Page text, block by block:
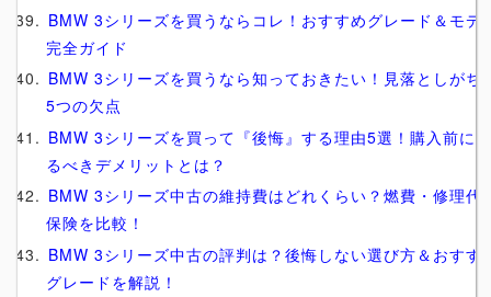
BMW 3シリーズを買うならコレ！おすすめグレード＆モデ
完全ガイド
BMW 3シリーズを買うなら知っておきたい！見落としがち
5つの欠点
BMW 3シリーズを買って『後悔』する理由5選！購入前に
るべきデメリットとは？
BMW 3シリーズ中古の維持費はどれくらい？燃費・修理代
保険を比較！
BMW 3シリーズ中古の評判は？後悔しない選び方＆おすす
グレードを解説！